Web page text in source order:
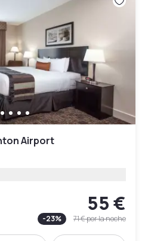
Airport
55 €
-23% 71 €por la noche